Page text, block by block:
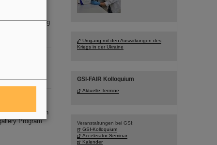
Extracting
10.2.
Space Radiation
Program
Umgang mit den Auswirkungen des
Kriegs in der Ukraine
GSI-FAIR Kolloquium
Aktuelle Termine
Veranstaltungen bei GSI:
GSI-Kolloquium
Accelerator Seminar
Kalender